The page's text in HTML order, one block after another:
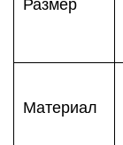
Размер
Материал